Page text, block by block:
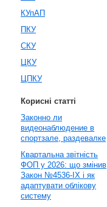
КУпАП
ПКУ
СКУ
ЦКУ
ЦПКУ
Корисні статті
Законно ли
видеонаблюдение в
спортзале, раздевалке
Квартальна звітність
ФОП у 2026: що змінив
Закон №4536-IX і як
адаптувати облікову
систему